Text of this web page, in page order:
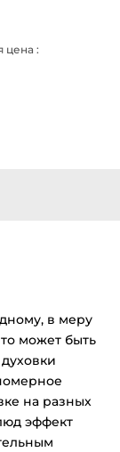
цена :
в меру
может быть
на разных
эффект